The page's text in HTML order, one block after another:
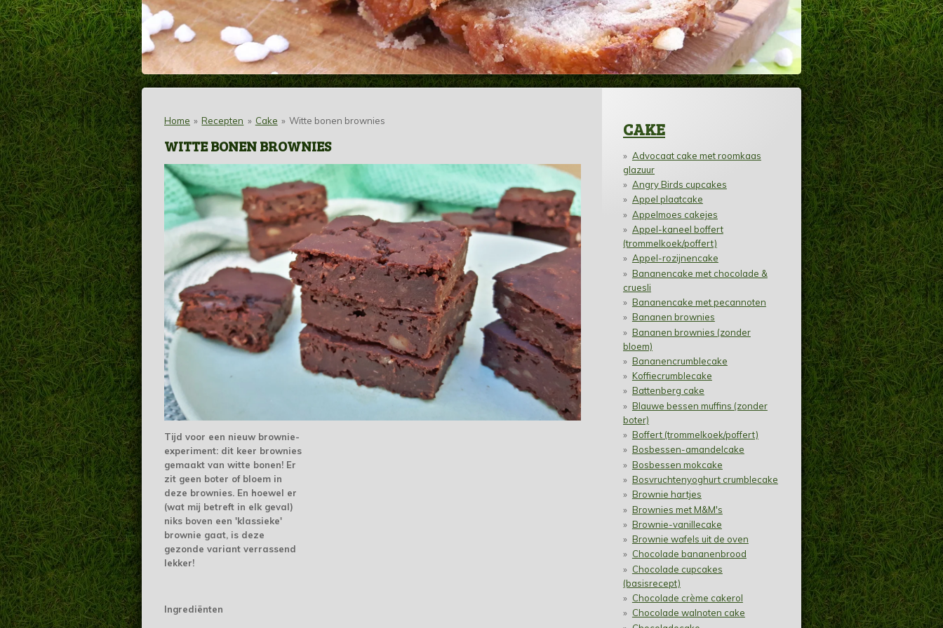
Home » Recepten » Cake » Witte bonen brownies
WITTE BONEN BROWNIES
Tijd voor een nieuw brownie-
experiment: dit keer brownies
gemaakt van witte bonen! Er
zit geen boter of bloem in
deze brownies. En hoewel er
(wat mij betreft in elk geval)
niks boven een 'klassieke'
brownie gaat, is deze
gezonde variant verrassend
lekker!
Ingrediënten
CAKE
Advocaat cake met roomkaas
glazuur
Angry Birds cupcakes
Appel plaatcake
Appelmoes cakejes
Appel-kaneel boffert
(trommelkoek/poffert)
Appel-rozijnencake
Bananencake met chocolade &
cruesli
Bananencake met pecannoten
Bananen brownies
Bananen brownies (zonder
bloem)
Bananencrumblecake
Koffiecrumblecake
Battenberg cake
Blauwe bessen muffins (zonder
boter)
Boffert (trommelkoek/poffert)
Bosbessen-amandelcake
Bosbessen mokcake
Bosvruchtenyoghurt crumblecake
Brownie hartjes
Brownies met M&M's
Brownie-vanillecake
Brownie wafels uit de oven
Chocolade bananenbrood
Chocolade cupcakes
(basisrecept)
Chocolade crème cakerol
Chocolade walnoten cake